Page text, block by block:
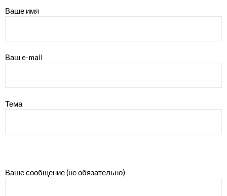
Ваше имя
Ваш e-mail
Тема
Ваше сообщение (не обязательно)